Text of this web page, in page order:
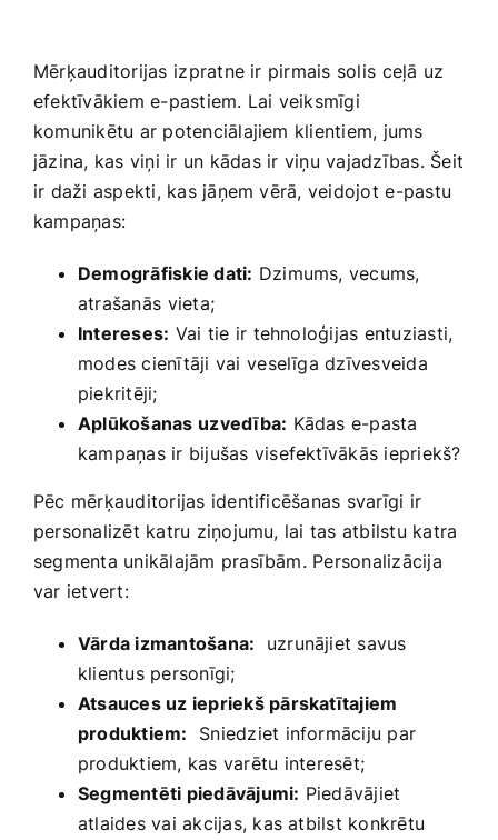
Mērķauditorijas⁢ izpratne ir pirmais solis ⁣ceļā uz
efektīvākiem e-pastiem. Lai veiksmīgi
komunikētu ar potenciālajiem klientiem, jums‌
jāzina, kas ​viņi ir un⁢ kādas ir viņu vajadzības.⁤ Šeit​
ir daži aspekti, kas​ jāņem vērā, veidojot⁤ e-pastu
kampaņas:
Demogrāfiskie dati: Dzimums, vecums,
atrašanās ⁣vieta;
Intereses: Vai⁢ tie ir tehnoloģijas ​entuziasti,
modes cienītāji vai⁣ veselīga dzīvesveida
piekritēji;
Aplūkošanas⁢ uzvedība: Kādas e-pasta
kampaņas ir bijušas visefektīvākās iepriekš?
Pēc ‌mērķauditorijas identificēšanas svarīgi ir
personalizēt katru ziņojumu,‌ lai tas atbilstu ​katra
segmenta unikālajām prasībām. Personalizācija
var ietvert:
Vārda izmantošana: ​ uzrunājiet savus
klientus personīgi;
Atsauces ‍uz iepriekš pārskatītajiem‍
produktiem: ‍ Sniedziet informāciju par⁣
produktiem, kas varētu ⁣interesēt;
Segmentēti piedāvājumi: Piedāvājiet
atlaides vai‌ akcijas, kas atbilst ​konkrētu